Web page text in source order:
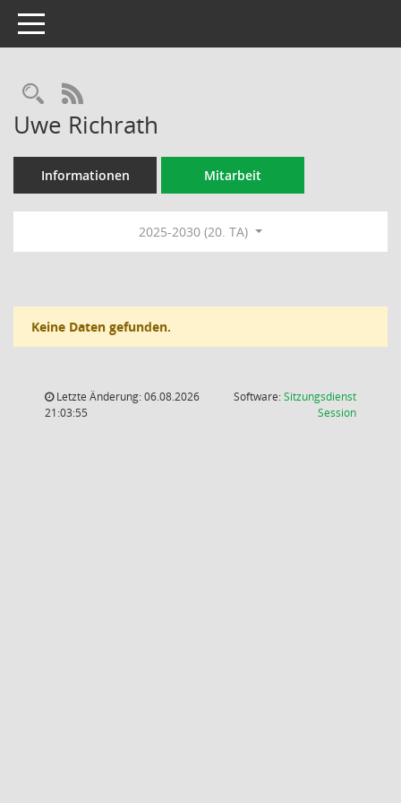
Toggle navigation
Rechercheauswahl
RSS-Feed
Uwe Richrath
Informationen Mitarbeit
2025-2030 (20. TA)
Keine Daten gefunden.
Letzte Änderung: 06.08.2026
21:03:55
Software:Sitzungsdienst
Session(Wird in